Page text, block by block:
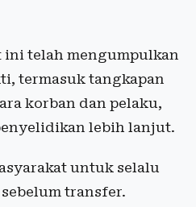
ini telah mengumpulkan
termasuk tangkapan
korban dan pelaku,
lebih lanjut.
untuk selalu
transfer.